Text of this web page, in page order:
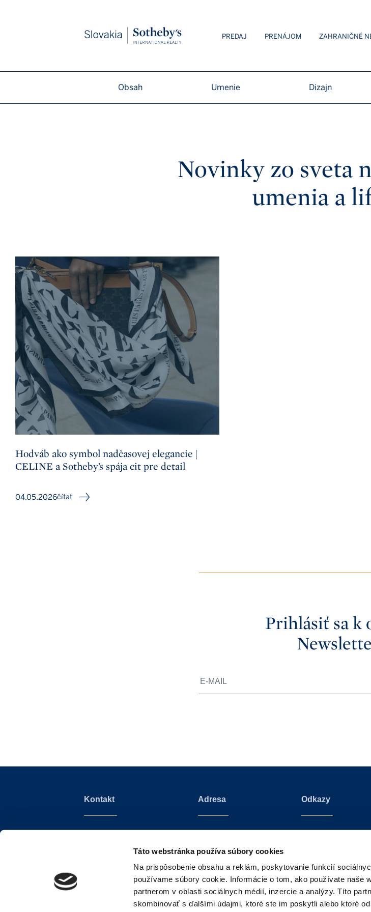
Táto webstránka používa súbory cookies
Na prispôsobenie obsahu a reklám, poskytovanie funkcií
používame súbory cookie. Informácie o tom, ako používate naše
partnerom v oblasti sociálnych médií, inzercie a analýzy. Títo
skombinovať s ďalšími údajmi, ktoré ste im poskytli alebo ktoré
Slovakia Sotheby’s Int. Realty
PREDAJ PRENÁJOM ZAHRANIČNÉ
Obsah Umenie Dizajn
Novinky zo sveta
umenia a
Hodváb ako symbol nadčasovej elegancie |
CELINE a Sotheby’s spája cit pre detail
04.05.2026čítať
Prihlásiť sa k
Kontakt
+421 910 606 011
Adresa
Diplomat Park
Slovenská republika
Odkazy
Sotheby’s Auction